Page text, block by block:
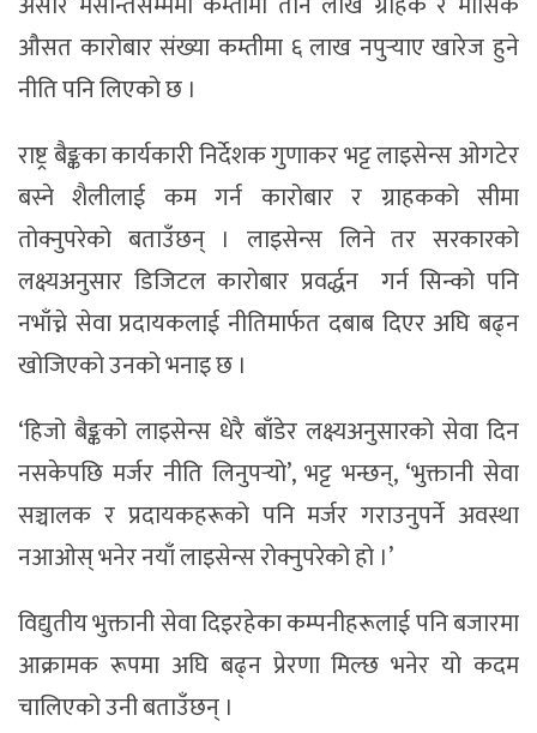
औसत कारोबार संख्या कम्तीमा ६ लाख नपुर्‍याए खारेज हुने
नीति पनि लिएको छ ।
राष्ट्र बैङ्कका कार्यकारी निर्देशक गुणाकर भट्ट लाइसेन्स ओगटेर
बस्ने शैलीलाई कम गर्न कारोबार र ग्राहकको सीमा
तोक्नुपरेको बताउँछन् । लाइसेन्स लिने तर सरकारको
लक्ष्यअनुसार डिजिटल कारोबार प्रवर्द्धन गर्न सिन्को पनि
नभाँच्ने सेवा प्रदायकलाई नीतिमार्फत दबाब दिएर अघि बढ्न
खोजिएको उनको भनाइ छ ।
‘हिजो बैङ्कको लाइसेन्स धेरै बाँडेर लक्ष्यअनुसारको सेवा दिन
नसकेपछि मर्जर नीति लिनुपर्‍यो’, भट्ट भन्छन्, ‘भुक्तानी सेवा
सञ्चालक र प्रदायकहरूको पनि मर्जर गराउनुपर्ने अवस्था
नआओस् भनेर नयाँ लाइसेन्स रोक्नुपरेको हो ।’
विद्युतीय भुक्तानी सेवा दिइरहेका कम्पनीहरूलाई पनि बजारमा
आक्रामक रूपमा अघि बढ्न प्रेरणा मिल्छ भनेर यो कदम
चालिएको उनी बताउँछन् ।